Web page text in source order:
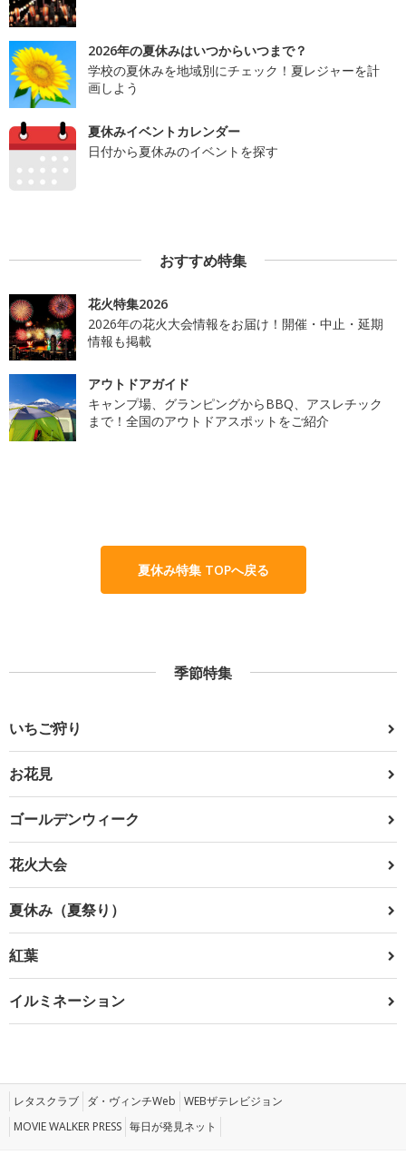
2026年の夏休みはいつからいつまで？
学校の夏休みを地域別にチェック！夏レジャーを計
画しよう
夏休みイベントカレンダー
日付から夏休みのイベントを探す
おすすめ特集
花火特集2026
2026年の花火大会情報をお届け！開催・中止・延期
情報も掲載
アウトドアガイド
キャンプ場、グランピングからBBQ、アスレチック
まで！全国のアウトドアスポットをご紹介
夏休み特集 TOPへ戻る
季節特集
いちご狩り
お花見
ゴールデンウィーク
花火大会
夏休み（夏祭り）
紅葉
イルミネーション
レタスクラブ ダ・ヴィンチWeb WEBザテレビジョン
MOVIE WALKER PRESS 毎日が発見ネット